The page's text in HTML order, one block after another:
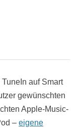
auf Smart
gewünschten
Apple-Music-
– eigene